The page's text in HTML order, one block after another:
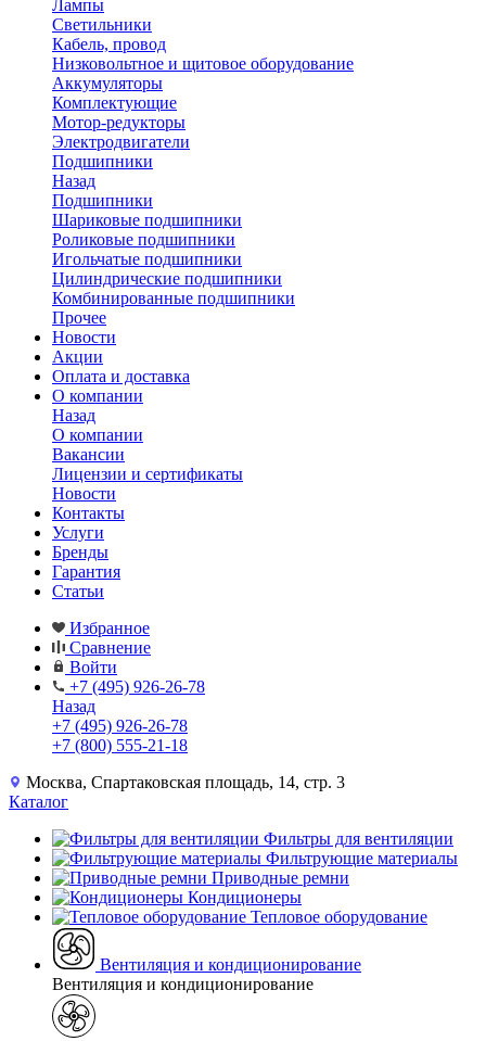
Лампы
Светильники
Кабель, провод
Низковольтное и щитовое оборудование
Аккумуляторы
Комплектующие
Мотор-редукторы
Электродвигатели
Подшипники
Назад
Подшипники
Шариковые подшипники
Роликовые подшипники
Игольчатые подшипники
Цилиндрические подшипники
Комбинированные подшипники
Прочее
Новости
Акции
Оплата и доставка
О компании
Назад
О компании
Вакансии
Лицензии и сертификаты
Новости
Контакты
Услуги
Бренды
Гарантия
Статьи
Избранное
Сравнение
Войти
+7 (495) 926-26-78
Назад
+7 (495) 926-26-78
+7 (800) 555-21-18
Москва, Спартаковская площадь, 14, стр. 3
Каталог
Фильтры для вентиляции
Фильтрующие материалы
Приводные ремни
Кондиционеры
Тепловое оборудование
Вентиляция и кондиционирование
Вентиляция и кондиционирование